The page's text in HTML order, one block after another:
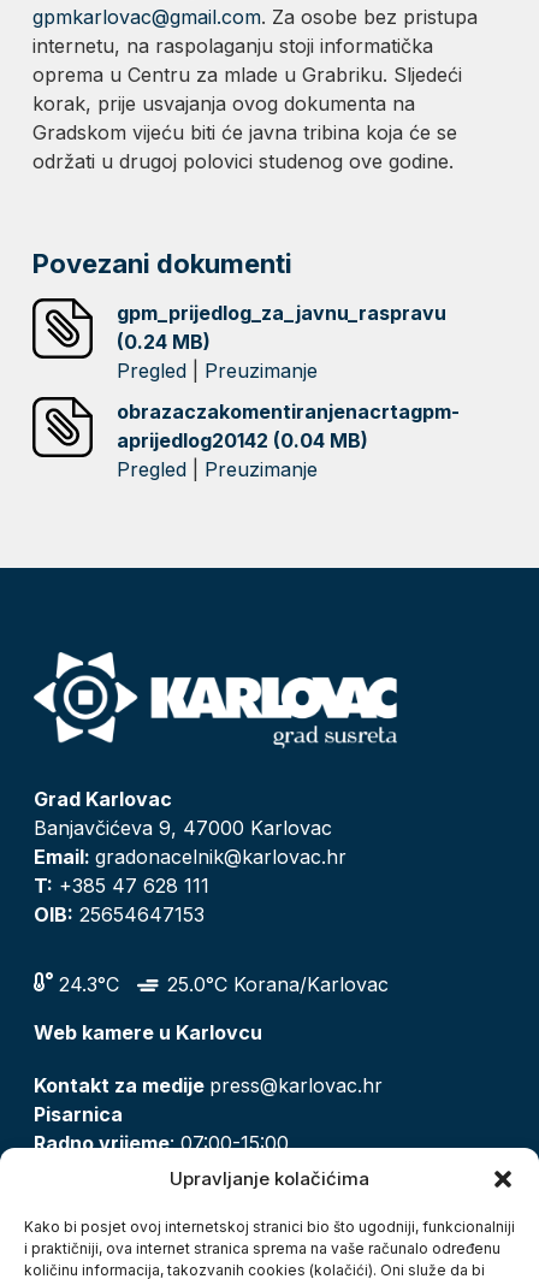
Upravljanje kolačićima
Kako bi posjet ovoj internetskoj stranici bio što ugodniji, funkcionalniji
i praktičniji, ova internet stranica sprema na vaše računalo određenu
količinu informacija, takozvanih cookies (kolačići). Oni služe da bi
gpmkarlovac@gmail.com. Za osobe bez pristupa
internetu, na raspolaganju stoji informatička
oprema u Centru za mlade u Grabriku. Sljedeći
korak, prije usvajanja ovog dokumenta na
Gradskom vijeću biti će javna tribina koja će se
održati u drugoj polovici studenog ove godine.
Povezani dokumenti
gpm_prijedlog_za_javnu_raspravu
(0.24 MB)
Pregled
Preuzimanje
obrazaczakomentiranjenacrtagpm-
aprijedlog20142 (0.04 MB)
Pregled
Preuzimanje
Grad Karlovac
Banjavčićeva 9, 47000 Karlovac
Email: gradonacelnik@karlovac.hr
T: +385 47 628 111
OIB: 25654647153
24.3°C
25.0°C Korana/Karlovac
Web kamere u Karlovcu
Kontakt za medije press@karlovac.hr
Pisarnica
Radno vrijeme: 07:00-15:00
pisarnica@karlovac.hr